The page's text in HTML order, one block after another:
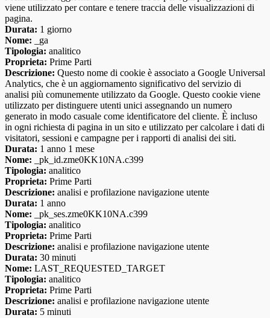
viene utilizzato per contare e tenere traccia delle visualizzazioni di
pagina.
Durata: 1 giorno
Nome: _ga
Tipologia: analitico
Proprieta: Prime Parti
Descrizione: Questo nome di cookie è associato a Google Universal
Analytics, che è un aggiornamento significativo del servizio di
analisi più comunemente utilizzato da Google. Questo cookie viene
utilizzato per distinguere utenti unici assegnando un numero
generato in modo casuale come identificatore del cliente. È incluso
in ogni richiesta di pagina in un sito e utilizzato per calcolare i dati di
visitatori, sessioni e campagne per i rapporti di analisi dei siti.
Durata: 1 anno 1 mese
Nome: _pk_id.zme0KK10NA.c399
Tipologia: analitico
Proprieta: Prime Parti
Descrizione: analisi e profilazione navigazione utente
Durata: 1 anno
Nome: _pk_ses.zme0KK10NA.c399
Tipologia: analitico
Proprieta: Prime Parti
Descrizione: analisi e profilazione navigazione utente
Durata: 30 minuti
Nome: LAST_REQUESTED_TARGET
Tipologia: analitico
Proprieta: Prime Parti
Descrizione: analisi e profilazione navigazione utente
Durata: 5 minuti